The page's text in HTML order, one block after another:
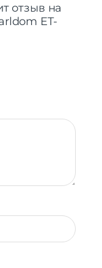
отзыв на
ET-